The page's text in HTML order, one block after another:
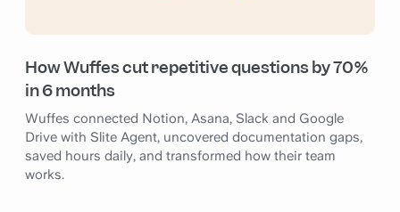
How Wuffes cut repetitive questions by 70%
in 6 months
Wuffes connected Notion, Asana, Slack and Google
Drive with Slite Agent, uncovered documentation gaps,
saved hours daily, and transformed how their team
works.